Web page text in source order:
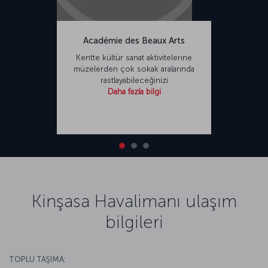
Académie des Beaux Arts
Kentte kültür sanat aktivitelerine
müzelerden çok sokak aralarında
rastlayabileceğinizi
Daha fazla bilgi
Kinşasa Havalimanı ulaşım
bilgileri
TOPLU TAŞIMA: